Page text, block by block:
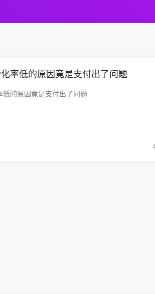
率低的原因竟是支付出了问题
的原因竟是支付出了问题